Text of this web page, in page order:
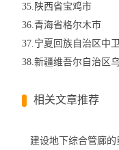
35.陕西省宝鸡市
36.青海省格尔木市
37.宁夏回族自治区中
38.新疆维吾尔自治区
相关文章推荐
建设地下综合管廊